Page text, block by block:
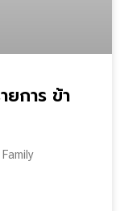
ยการ ข้า